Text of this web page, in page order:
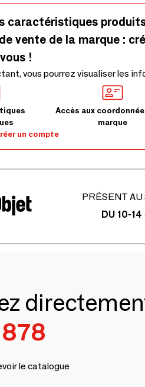
caractéristiques
vente de la marque :
!
vous pourrez visualiser les
Accès aux
marque
un compte
PRÉSENT AU
DU 10-
le catalogue